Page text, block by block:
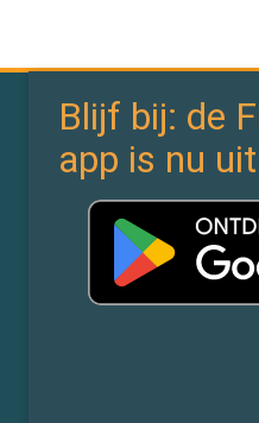
In de branche
Bedrijfsnieuws
Branchenieuws
Wetten & CAO’s
Compliance